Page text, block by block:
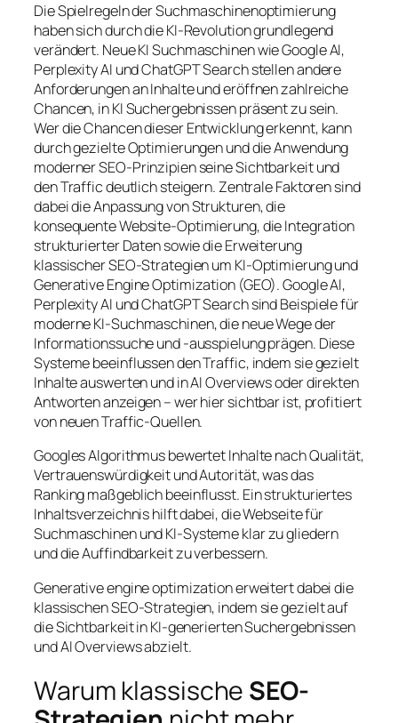
Die Spielregeln der Suchmaschinenoptimierung
haben sich durch die KI-Revolution grundlegend
verändert. Neue KI Suchmaschinen wie Google AI,
Perplexity AI und ChatGPT Search stellen andere
Anforderungen an Inhalte und eröffnen zahlreiche
Chancen, in KI Suchergebnissen präsent zu sein.
Wer die Chancen dieser Entwicklung erkennt, kann
durch gezielte Optimierungen und die Anwendung
moderner SEO-Prinzipien seine Sichtbarkeit und
den Traffic deutlich steigern. Zentrale Faktoren sind
dabei die Anpassung von Strukturen, die
konsequente Website-Optimierung, die Integration
strukturierter Daten sowie die Erweiterung
klassischer SEO-Strategien um KI-Optimierung und
Generative Engine Optimization (GEO). Google AI,
Perplexity AI und ChatGPT Search sind Beispiele für
moderne KI-Suchmaschinen, die neue Wege der
Informationssuche und -ausspielung prägen. Diese
Systeme beeinflussen den Traffic, indem sie gezielt
Inhalte auswerten und in AI Overviews oder direkten
Antworten anzeigen – wer hier sichtbar ist, profitiert
von neuen Traffic-Quellen.
Googles Algorithmus bewertet Inhalte nach Qualität,
Vertrauenswürdigkeit und Autorität, was das
Ranking maßgeblich beeinflusst. Ein strukturiertes
Inhaltsverzeichnis hilft dabei, die Webseite für
Suchmaschinen und KI-Systeme klar zu gliedern
und die Auffindbarkeit zu verbessern.
Generative engine optimization erweitert dabei die
klassischen SEO-Strategien, indem sie gezielt auf
die Sichtbarkeit in KI-generierten Suchergebnissen
und AI Overviews abzielt.
Warum klassische SEO-